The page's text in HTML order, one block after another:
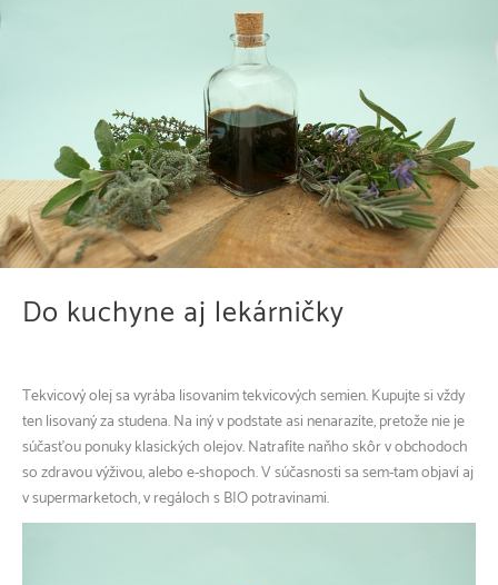
Do kuchyne aj lekárničky
Tekvicový olej sa vyrába lisovaním tekvicových semien. Kupujte si vždy
ten lisovaný za studena. Na iný v podstate asi nenarazíte, pretože nie je
súčasťou ponuky klasických olejov. Natrafíte naňho skôr v obchodoch
so zdravou výživou, alebo e-shopoch. V súčasnosti sa sem-tam objaví aj
v supermarketoch, v regáloch s BIO potravinami.